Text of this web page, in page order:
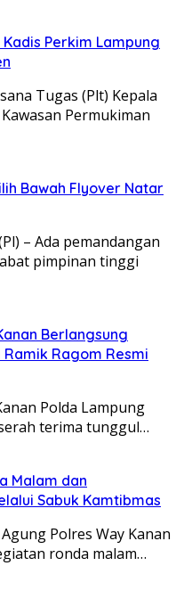
Perkim Lampung
Tugas (Plt) Kepala
Permukiman
Bawah Flyover Natar
– Ada pemandangan
pimpinan tinggi
Berlangsung
Ragom Resmi
Polda Lampung
terima tunggul…
Malam dan
Sabuk Kamtibmas
Polres Way Kanan
ronda malam…